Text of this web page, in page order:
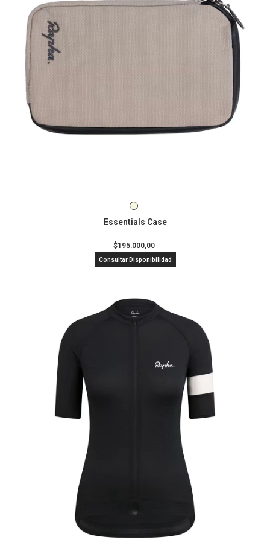
Essentials Case
$195.000,00
Consultar Disponibilidad